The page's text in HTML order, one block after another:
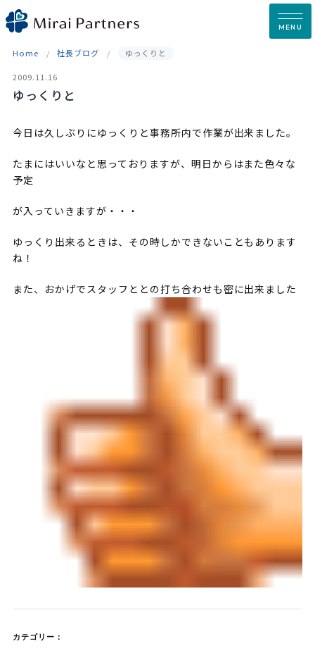
Skip
to
MENU
Home 社長ブログ ゆっくりと
2009.11.16
ゆっくりと
今日は久しぶりにゆっくりと事務所内で作業が出来ました。
たまにはいいなと思っておりますが、明日からはまた色々な
予定
が入っていきますが・・・
ゆっくり出来るときは、その時しかできないこともあります
ね！
また、おかげでスタッフととの打ち合わせも密に出来ました
カテゴリー：